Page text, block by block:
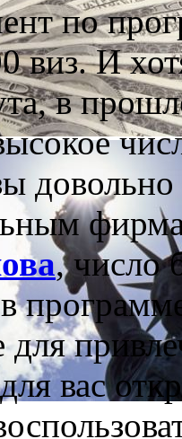
по
виз. И
в
, число
для
вас